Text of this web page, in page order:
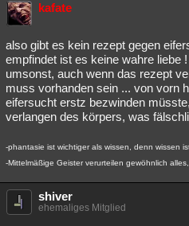
kafate
also gibt es kein rezept gegen
empfindet ist es keine wahre liebe
umsonst, auch wenn das rezept
muss vorhanden sein ... von vorn
eifersucht erstz bezwinden
verlangen des körpers, was
-phantasie ist wichtiger als wissen, denn wissen
-Mittelmäßige Geister verurteilen gewöhnlich
shiver
ehemaliges Mitglied